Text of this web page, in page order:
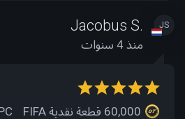
JS
Jacobus S.
منذ 4 سنوات